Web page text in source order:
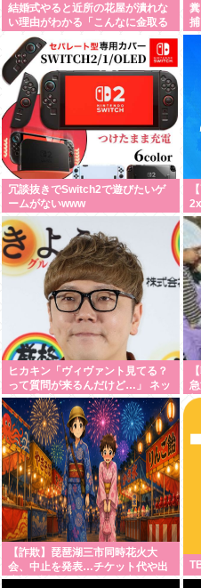
結婚式やると近所の花屋が潰れな
い理由がわかる「こんなに金取る
のかよ！？」って驚くぞ
冗談抜きでSwitch2で遊びたいゲ
ームがないwww
ヒカキン「ヴィヴァント見てる？
って質問が来るんだけど…」 ネッ
ト民「プークスクスw」 ヒカキン
「…！？」
加
【詐欺】琵琶湖三市同時花火大
会、中止を発表…チケット代や出
店料の返金については明言せず